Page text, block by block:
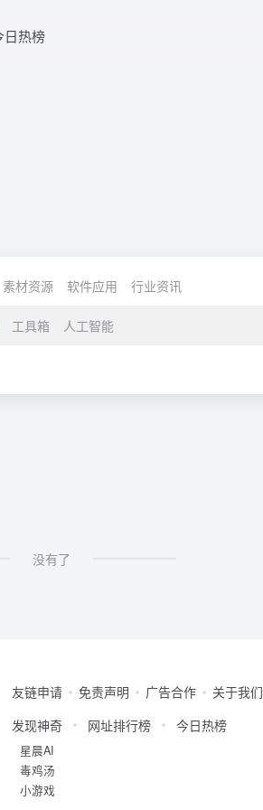
日热榜
素材资源 软件应用 行业资讯
工具箱 人工智能
没有了
友链申请 免责声明 广告合作 关于我们
发现神奇
星晨AI
毒鸡汤
小游戏
网址排行榜 今日热榜